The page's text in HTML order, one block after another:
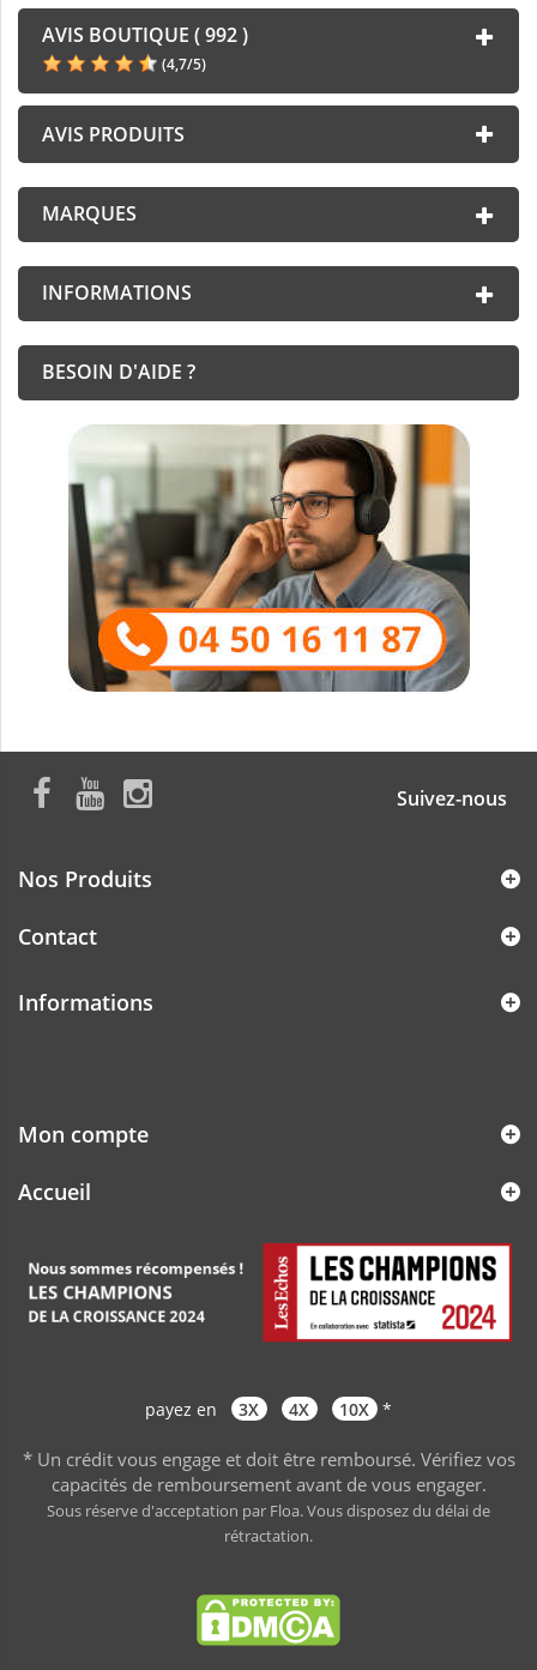
AVIS BOUTIQUE ( 992 )
(4,7/5)
AVIS PRODUITS
MARQUES
INFORMATIONS
BESOIN D'AIDE ?
Suivez-nous
Nos Produits
Contact
Informations
Mon compte
Accueil
payez en 3X 4X 10X *
* Un crédit vous engage et doit être remboursé. Vérifiez vos
capacités de remboursement avant de vous engager.
Sous réserve d'acceptation par Floa. Vous disposez du délai de
rétractation.